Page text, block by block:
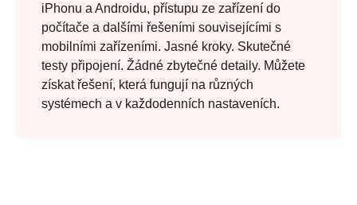
iPhonu a Androidu, přístupu ze zařízení do
počítače a dalšími řešeními souvisejícími s
mobilními zařízeními. Jasné kroky. Skutečné
testy připojení. Žádné zbytečné detaily. Můžete
získat řešení, která fungují na různých
systémech a v každodenních nastaveních.